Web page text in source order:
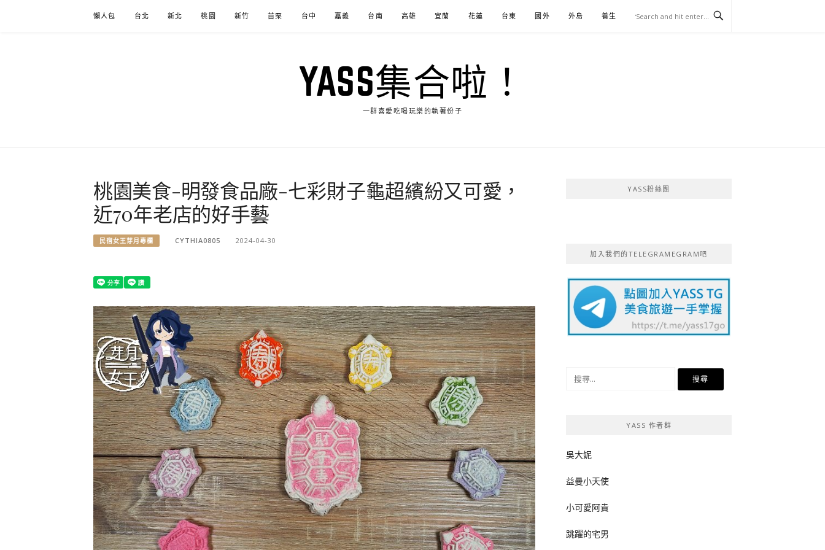
懶人包 台北 新北 桃園 新竹 苗栗 台中 嘉義 台南 高雄 宜蘭 花蓮 台東 國外 外島 養生 伴手禮
YASS集合啦！
一群喜愛吃喝玩樂的執著份子
桃園美食-明發食品廠-七彩財子龜超繽紛又可愛，
近70年老店的好手藝
民宿女王芽月專欄 CYTHIA0805 2024-04-30
YASS粉絲團
加入我們的TELEGRAMEGRAM吧
YASS 作者群
吳大妮
益曼小天使
小可愛阿貴
跳躍的宅男